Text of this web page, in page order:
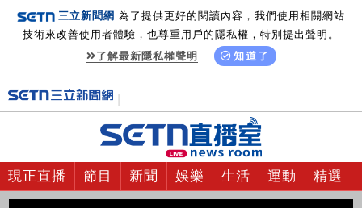
三立新聞網 為了提供更好的閱讀內容，我們使用相關網站
技術來改善使用者體驗，也尊重用戶的隱私權，特別提出聲明。
了解最新隱私權聲明
知道了
現正直播 節目 新聞 娛樂 生活 運動 精選